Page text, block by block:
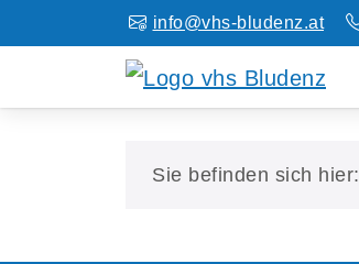
info@vhs-bludenz.at
Sie befinden sich hier: